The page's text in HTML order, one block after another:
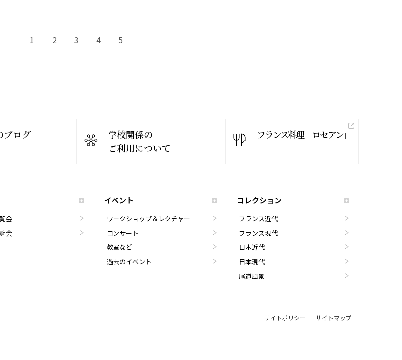
1 2 3 4 5
ブログ
学校関係の
ご利用について
フランス料理「ロセアン」
会
会
イベント
ワークショップ＆レクチャー
コンサート
教室など
過去のイベント
コレクション
フランス近代
フランス現代
日本近代
日本現代
尾道風景
サイトポリシー サイトマップ